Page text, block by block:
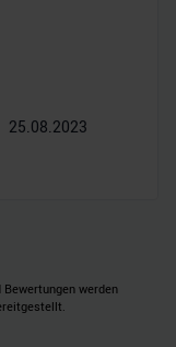
25.08.2023
werden